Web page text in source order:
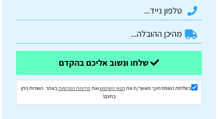
בשליחת הטופס הינך מאשר/ת את תנאי השימושואת מדיניות הפרטיותבאתר. השירות ניתן
בחינם!